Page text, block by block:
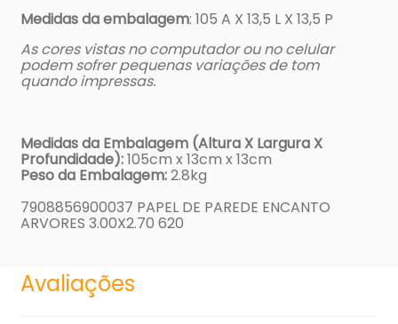
Medidas da embalagem: 105 A X 13,5 L X 13,5 P
As cores vistas no computador ou no celular
podem sofrer pequenas variações de tom
quando impressas.
Medidas da Embalagem (Altura X Largura X
Profundidade):105cm x 13cm x 13cm
Peso da Embalagem:2.8kg
7908856900037 PAPEL DE PAREDE ENCANTO
ARVORES 3.00X2.70 620
Avaliações